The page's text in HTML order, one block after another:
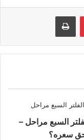
بينتيريست
السبع مراحل –
سعره؟